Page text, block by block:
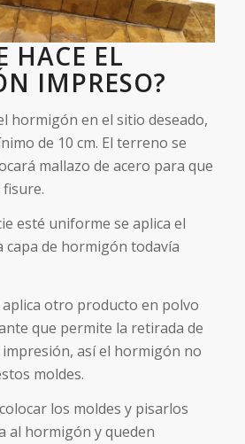
HACE EL
IMPRESO?
hormigón en el sitio deseado,
de 10 cm. El terreno se
mallazo de acero para que
esté uniforme se aplica el
capa de hormigón todavía
otro producto en polvo
que permite la retirada de
así el hormigón no
moldes.
los moldes y pisarlos
al hormigón y queden